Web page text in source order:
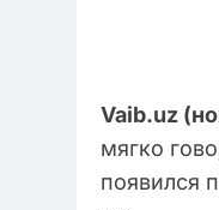
Vaib.uz
мягко
появился